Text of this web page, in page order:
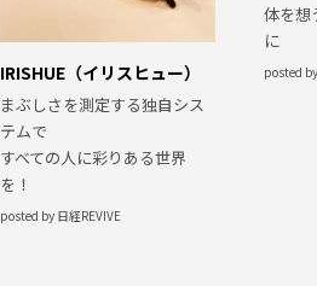
IRISHUE（イリスヒュー）
まぶしさを測定する独自シス
テムで
すべての人に彩りある世界
を！
posted by 日経REVIVE
体を想
に
posted